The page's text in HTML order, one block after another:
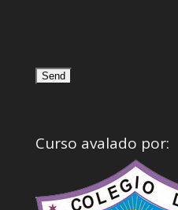
Curso avalado por: